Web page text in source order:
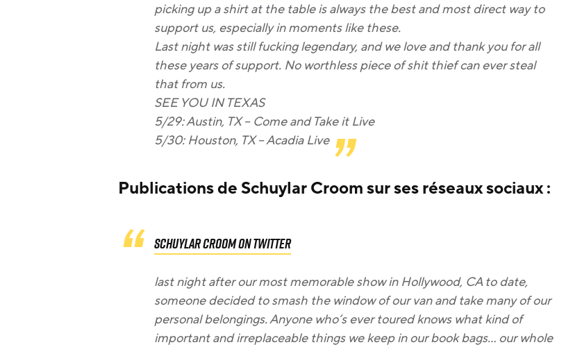
picking up a shirt at the table is always the best and most direct way to
support us, especially in moments like these.‬
‪Last night was still fucking legendary, and we love and thank you for all
these years of support. No worthless piece of shit thief can ever steal
that from us.‬
SEE YOU IN TEXAS
5/29: Austin, TX – Come and Take it Live
5/30: Houston, TX – Acadia Live
Publications de Schuylar Croom sur ses réseaux sociaux :
Schuylar Croom on Twitter
last night after our most memorable show in Hollywood, CA to date,
someone decided to smash the window of our van and take many of our
personal belongings. Anyone who’s ever toured knows what kind of
important and irreplaceable things we keep in our book bags… our whole